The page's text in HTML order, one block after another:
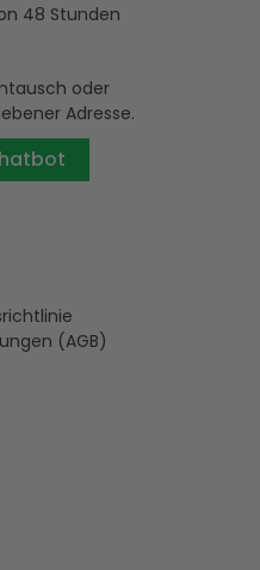
48 Stunden
oder
Adresse.
(AGB)